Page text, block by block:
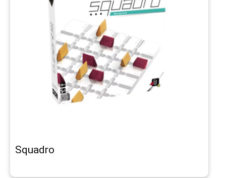
Squadro